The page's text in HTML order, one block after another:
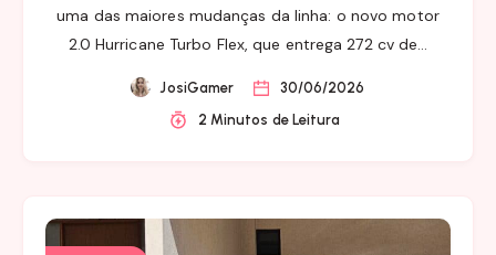
uma das maiores mudanças da linha: o novo motor
2.0 Hurricane Turbo Flex, que entrega 272 cv de…
JosiGamer
30/06/2026
2 Minutos de Leitura